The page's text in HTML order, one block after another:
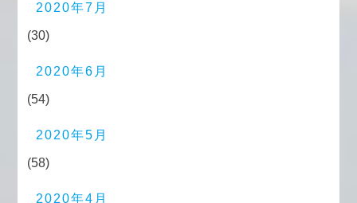
2020年7月
(30)
2020年6月
(54)
2020年5月
(58)
2020年4月